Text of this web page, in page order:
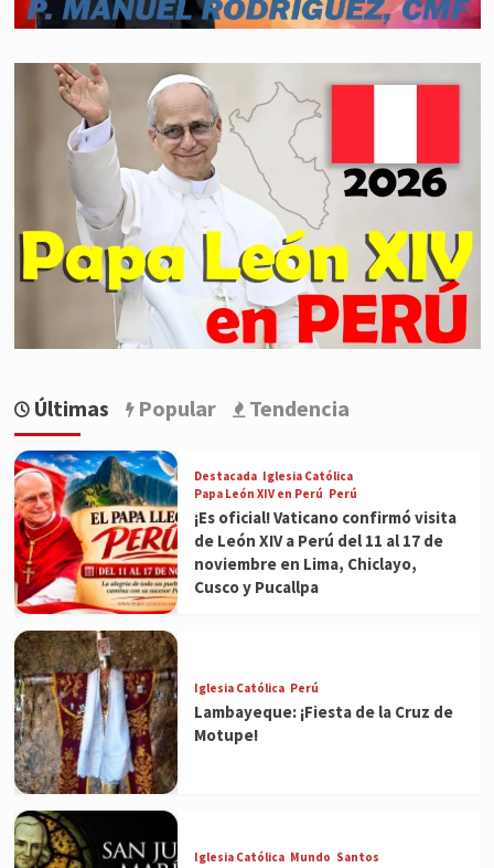
Últimas Popular Tendencia
Destacada Iglesia Católica
Papa León XIV en Perú Perú
¡Es oficial! Vaticano confirmó visita
de León XIV a Perú del 11 al 17 de
noviembre en Lima, Chiclayo,
Cusco y Pucallpa
Iglesia Católica Perú
Lambayeque: ¡Fiesta de la Cruz de
Motupe!
Iglesia Católica Mundo Santos